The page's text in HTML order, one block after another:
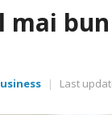
mai
| Last